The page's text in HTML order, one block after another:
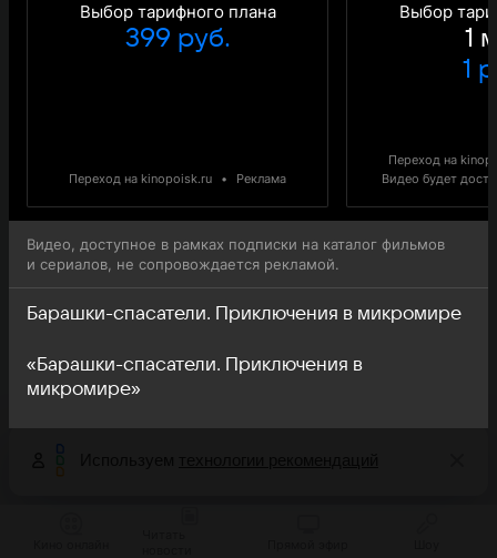
Выбор тарифного плана
399 руб.
Переход на kinopoisk.ru • Реклама
Выбор
1
1
Переход на
Видео будет
Видео, доступное в рамках подписки на каталог фильмов
и сериалов, не сопровождается рекламой.
Барашки-спасатели. Приключения в микромире
«Барашки-спасатели. Приключения в
микромире»